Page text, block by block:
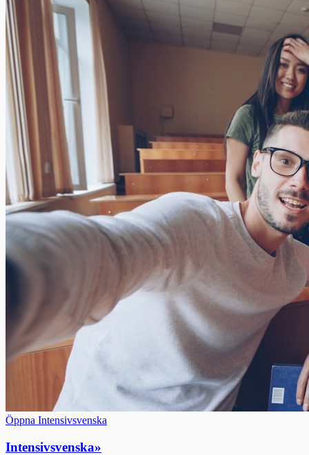
Öppna Intensivsvenska
Intensivsvenska»